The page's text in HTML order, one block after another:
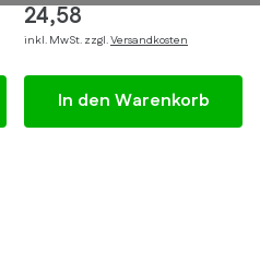
24,58
inkl. MwSt. zzgl.Versandkosten
In den Warenkorb